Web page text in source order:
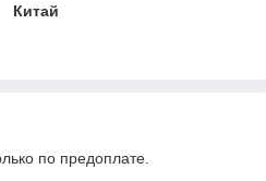
Китай
по предоплате.